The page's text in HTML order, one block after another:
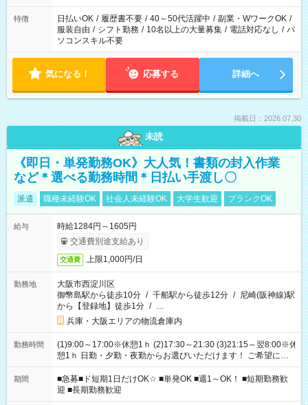
特徴 日払いOK / 履歴書不要 / 40～50代活躍中 / 副業・WワークOK /
服装自由 / シフト勤務 / 10名以上の大量募集 / 電話対応なし / パ
ソコンスキル不要
気になる！ 応募する 詳細へ
掲載日：2026.07.30
未読
《即日・単発勤務OK》大人気！書類の封入作業
など＊選べる勤務時間＊日払い手渡し〇
派遣 職種未経験OK 社会人未経験OK 大学生歓迎 ブランクOK
給与
時給1284円～1605円
交通費別途支給あり
交通費 上限1,000円/日
勤務地
大阪市西淀川区
御幣島駅から徒歩10分 / 千船駅から徒歩12分 / 尼崎(阪神線)駅
から【登録地】徒歩1分 / …
兵庫・大阪エリアの物流倉庫内
勤務時間
(1)9:00～17:00※休憩1ｈ (2)17:30～21:30 (3)21:15～翌8:00※休
憩1ｈ 日勤・夕勤・夜勤からお選びいただけます！ ご希望に合
わせて働けるお仕事です(*^^*) 【その他選べる勤務時間】 8-17
時/9-17時/9-18時/10-18時/11-21時/18-22時/20-翌4時/21-翌5
時/22-翌6時/0-翌8時 ご自身のご都合で選んで頂ける完全自由シ
フト！
期間
■急募■ド短期1日だけOK☆ ■単発OK ■週1～OK！ ■短期勤務歓
迎 ■長期勤務歓迎